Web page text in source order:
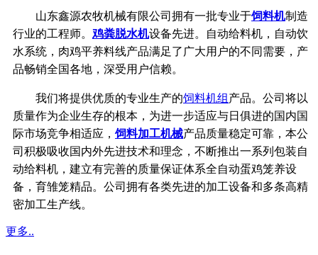
山东鑫源农牧机械有限公司拥有一批专业于饲料机制造
行业的工程师。 鸡粪脱水机设备先进。自动给料机，自动饮
水系统， 肉鸡平养料线产品满足了广大用户的不同需要，产
品畅销全国各地，深受用户信赖。
我们将提供优质的专业生产的饲料机组 产品。公司将以
质量作为企业生存的根本， 为进一步适应与日俱进的国内国
际市场竞争相适应，饲料加工机械产品质量稳定可靠， 本公
司积极吸收国内外先进技术和理念，不断推出一系列包装自
动给料机，建立有完善的质量保证体系全自动蛋鸡笼养设
备，育雏笼精品。公司拥有各类先进的加工设备和多条高精
密加工生产线。
更多..